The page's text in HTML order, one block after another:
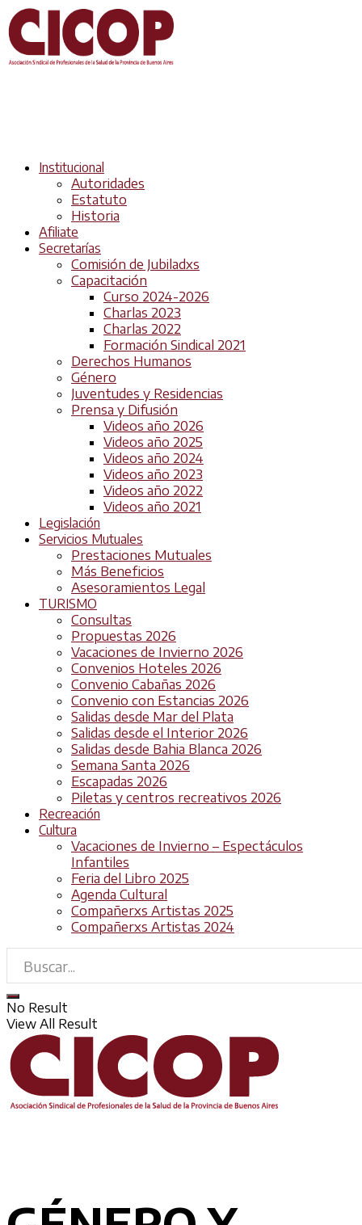
Institucional
Autoridades
Estatuto
Historia
Afiliate
Secretarías
Comisión de Jubiladxs
Capacitación
Curso 2024-2026
Charlas 2023
Charlas 2022
Formación Sindical 2021
Derechos Humanos
Género
Juventudes y Residencias
Prensa y Difusión
Videos año 2026
Videos año 2025
Videos año 2024
Videos año 2023
Videos año 2022
Videos año 2021
Legislación
Servicios Mutuales
Prestaciones Mutuales
Más Beneficios
Asesoramientos Legal
TURISMO
Consultas
Propuestas 2026
Vacaciones de Invierno 2026
Convenios Hoteles 2026
Convenio Cabañas 2026
Convenio con Estancias 2026
Salidas desde Mar del Plata
Salidas desde el Interior 2026
Salidas desde Bahia Blanca 2026
Semana Santa 2026
Escapadas 2026
Piletas y centros recreativos 2026
Recreación
Cultura
Vacaciones de Invierno – Espectáculos
Infantiles
Feria del Libro 2025
Agenda Cultural
Compañerxs Artistas 2025
Compañerxs Artistas 2024
No Result
View All Result